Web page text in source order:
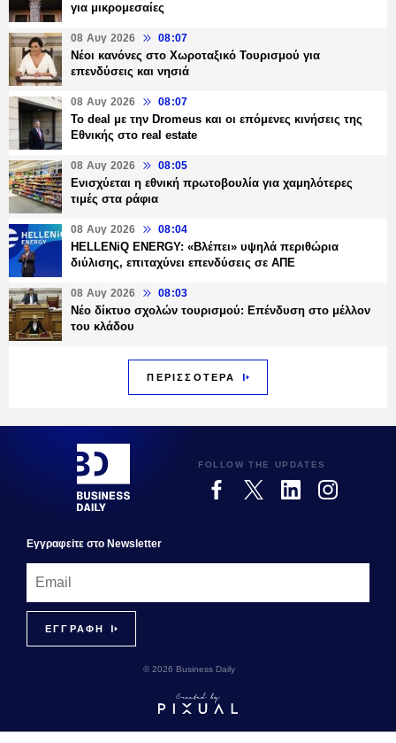
για μικρομεσαίες
08 Αυγ 2026 08:07
Νέοι κανόνες στο Χωροταξικό Τουρισμού για
επενδύσεις και νησιά
08 Αυγ 2026 08:07
Το deal με την Dromeus και οι επόμενες κινήσεις της
Εθνικής στο real estate
08 Αυγ 2026 08:05
Ενισχύεται η εθνική πρωτοβουλία για χαμηλότερες
τιμές στα ράφια
08 Αυγ 2026 08:04
HELLENiQ ENERGY: «Βλέπει» υψηλά περιθώρια
διύλισης, επιταχύνει επενδύσεις σε ΑΠΕ
08 Αυγ 2026 08:03
Νέο δίκτυο σχολών τουρισμού: Επένδυση στο μέλλον
του κλάδου
ΠΕΡΙΣΣΟΤΕΡΑ
FOLLOW THE UPDATES
Εγγραφεiτε στο Newsletter
© 2026 Business Daily